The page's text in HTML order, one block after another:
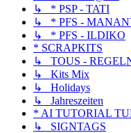
↳ * PSP - TATI
↳ * PFS -
↳ * PFS - ILDIKO
* SCRAPKITS
↳ TOUS -
↳ Kits Mix
↳ Holidays
↳ Jahreszeiten
* AI TUTORIAL
↳ SIGNTAGS